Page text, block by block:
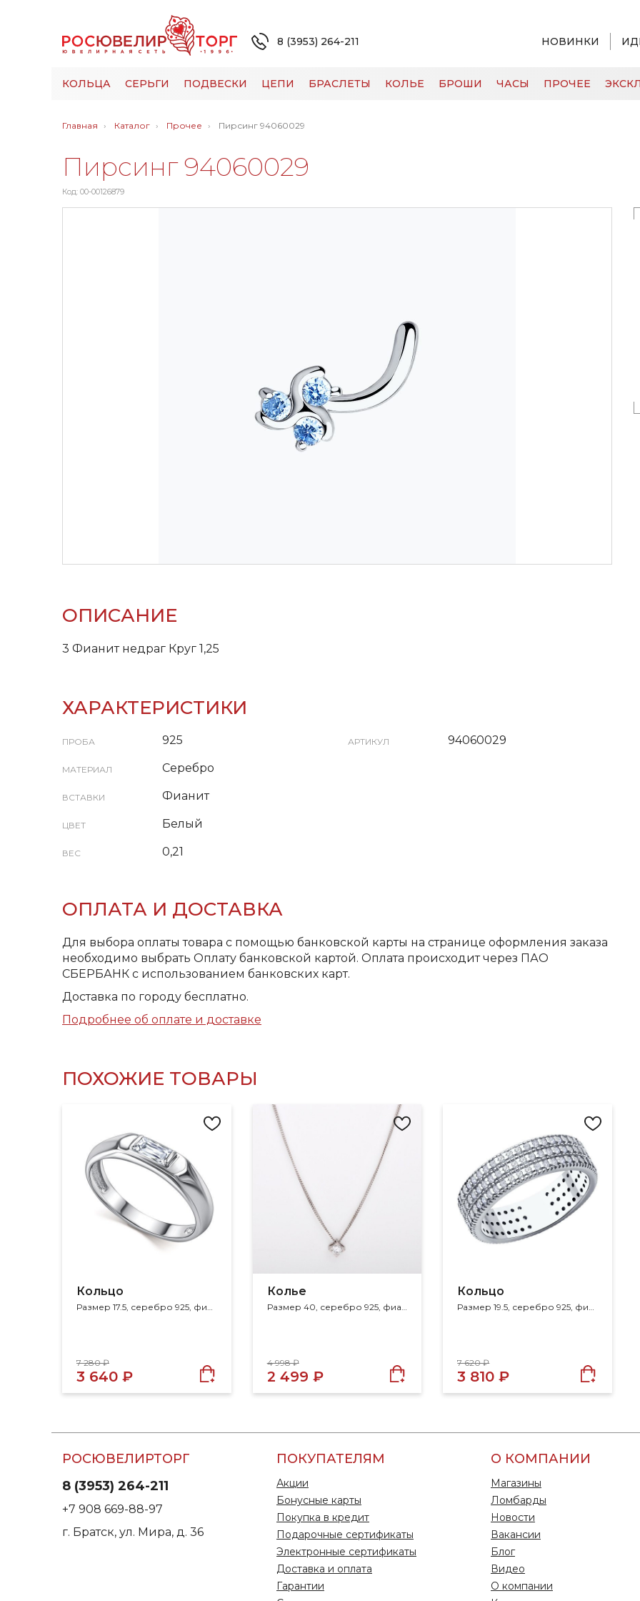
8 (3953) 264-211 НОВИНКИ
КОЛЬЦА СЕРЬГИ ПОДВЕСКИ ЦЕПИ БРАСЛЕТЫ КОЛЬЕ БРОШИ ЧАСЫ ПРОЧЕЕ
Главная Каталог Прочее Пирсинг 94060029
Пирсинг 94060029
Код: 00-00126879
ОПИСАНИЕ
3 Фианит недраг Круг 1,25
ХАРАКТЕРИСТИКИ
ПРОБА 925
МАТЕРИАЛ Серебро
ВСТАВКИ Фианит
ЦВЕТ Белый
ВЕС 0,21
АРТИКУЛ 94060029
ОПЛАТА И ДОСТАВКА
Для выбора оплаты товара с помощью банковской карты на странице оформления заказа
необходимо выбрать Оплату банковской картой. Оплата происходит через ПАО
СБЕРБАНК с использованием банковских карт.
Доставка по городу бесплатно.
Подробнее об оплате и доставке
ПОХОЖИЕ ТОВАРЫ
Кольцо
7 280 ₽
3 640 ₽
Колье
4 998 ₽
2 499 ₽
Кольцо
7 620 ₽
3 810 ₽
РОСЮВЕЛИРТОРГ
8 (3953) 264-211
+7 908 669-88-97
г. Братск, ул. Мира, д. 36
ПОКУПАТЕЛЯМ
Акции
Бонусные карты
Покупка в кредит
Подарочные сертификаты
Электронные сертификаты
Доставка и оплата
Гарантии
О КОМПАНИИ
Магазины
Ломбарды
Новости
Вакансии
Блог
Видео
О компании